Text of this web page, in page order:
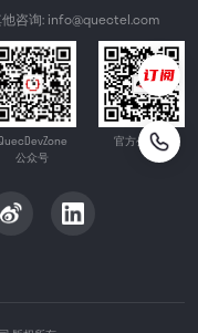
咨询: info@quectel.com
公众号
官方公众号